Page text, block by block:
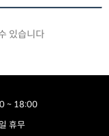
있습니다
~ 18:00
휴무